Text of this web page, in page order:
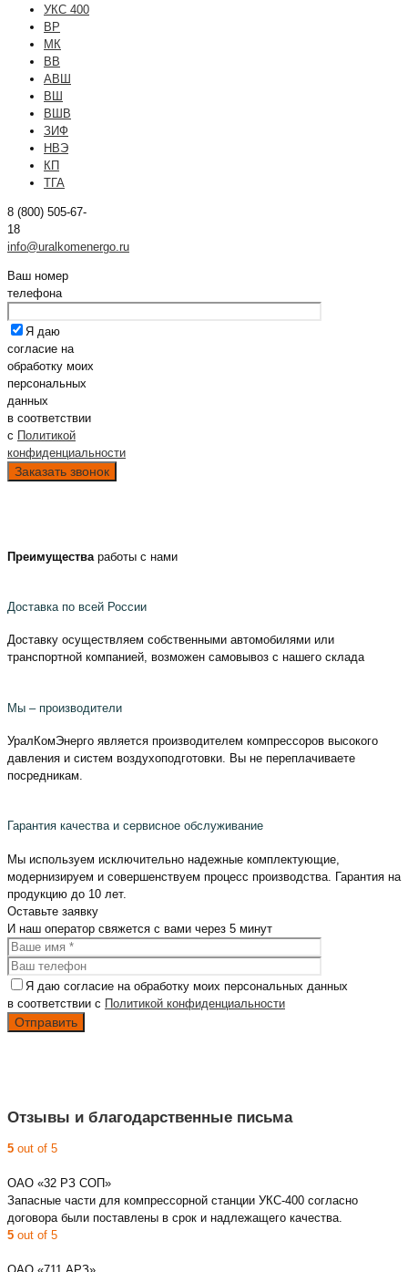
УКС 400
ВР
МК
ВВ
АВШ
ВШ
ВШВ
ЗИФ
НВЭ
КП
ТГА
8 (800) 505-67-
18
info@uralkomenergo.ru
Ваш номер
телефона
Я даю
согласие на
обработку моих
персональных
данных
в соответствии
с Политикой
конфиденциальности
Преимущества работы с нами
Доставка по всей России
Доставку осуществляем собственными автомобилями или
транспортной компанией, возможен самовывоз с нашего склада
Мы – производители
УралКомЭнерго является производителем компрессоров высокого
давления и систем воздухоподготовки. Вы не переплачиваете
посредникам.
Гарантия качества и сервисное обслуживание
Мы используем исключительно надежные комплектующие,
модернизируем и совершенствуем процесс производства. Гарантия на
продукцию до 10 лет.
Оставьте заявку
И наш оператор свяжется с вами через 5 минут
Я даю согласие на обработку моих персональных данных
в соответствии с Политикой конфиденциальности
Отзывы и благодарственные письма
5 out of 5
ОАО «32 РЗ СОП»
Запасные части для компрессорной станции УКС-400 согласно
договора были поставлены в срок и надлежащего качества.
5 out of 5